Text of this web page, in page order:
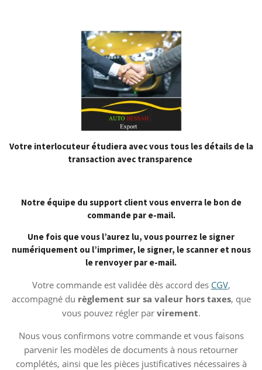
Votre interlocuteur étudiera avec vous tous les détails de la
transaction avec transparence
Notre équipe du support client vous enverra le bon de
commande par e-mail.
Une fois que vous l’aurez lu, vous pourrez le signer
numériquement ou l’imprimer, le signer, le scanner et nous
le renvoyer par e-mail.
Votre commande est validée dès accord des CGV,
accompagné du règlement sur sa valeur hors taxes, que
vous pouvez régler par virement.
Nous vous confirmons votre commande et vous faisons
parvenir les modèles de documents à nous retourner
complétés, ainsi que les pièces justificatives nécessaires à